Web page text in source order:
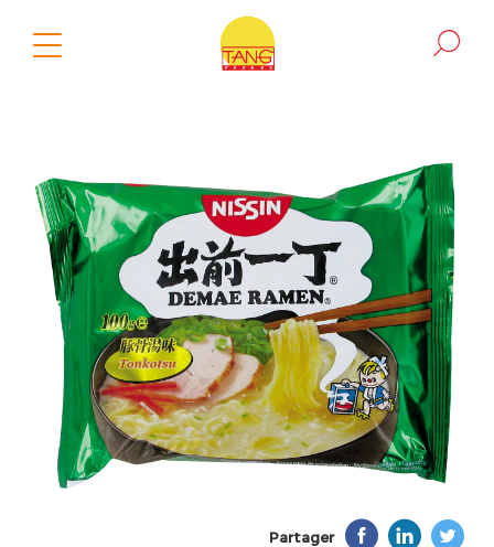
Partager